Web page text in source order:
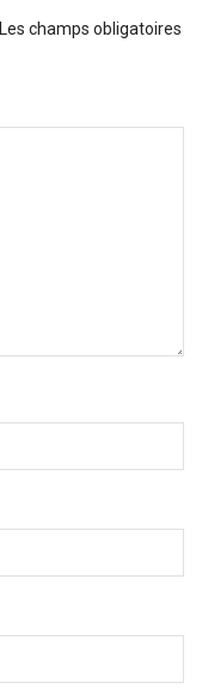
Les champs obligatoires